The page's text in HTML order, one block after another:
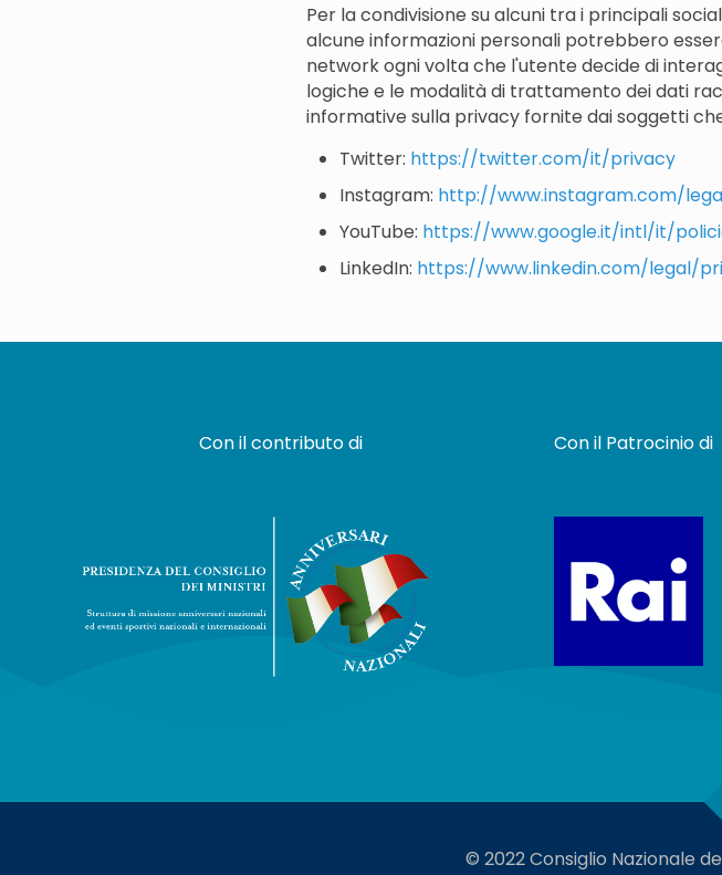
Per la condivisione su alcuni tra i principali
alcune informazioni personali potrebbero
network ogni volta che l'utente decide di
logiche e le modalità di trattamento dei dati
informative sulla privacy fornite dai soggetti
Twitter: https://twitter.com/it/privacy
Instagram: http://www.instagram.com/
YouTube: https://www.google.it/intl/it/
LinkedIn: https://www.linkedin.com/legal/
Con il contributo di Con il Patrocinio di
© 2022 Consiglio Nazionale